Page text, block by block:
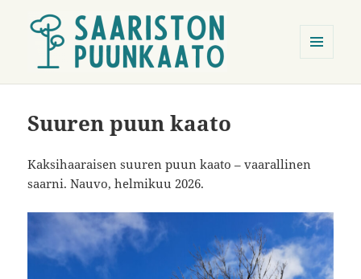
Suuren puun kaato
Kaksihaaraisen suuren puun kaato – vaarallinen
saarni. Nauvo, helmikuu 2026.